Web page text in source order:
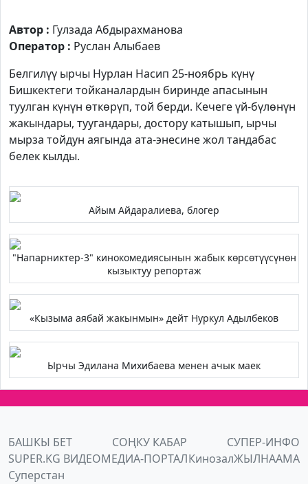
Автор : Гулзада Абдырахманова
Оператор : Руслан Алыбаев
Белгилүү ырчы Нурлан Насип 25-ноябрь күнү
Бишкектеги тойканалардын биринде апасынын
туулган күнүн өткөрүп, той берди. Кечеге үй-бүлөнүн
жакындары, туугандары, достору катышып, ырчы
мырза тойдун аягында ата-энесине жол тандабас
белек кылды.
Айым Айдаралиева, блогер
"Напарниктер-3" кинокомедиясынын жабык көрсөтүүсүнөн
кызыктуу репортаж
«Кызыма аябай жакынмын» дейт Нуркул Адылбеков
Ырчы Эдилана Михибаева менен ачык маек
БАШКЫ БЕТ СОҢКУ КАБАР
СУПЕР-ИНФО
SUPER.KG ВИДЕОМЕДИА-ПОРТАЛКинозалЖЫЛНААМА
Суперстан